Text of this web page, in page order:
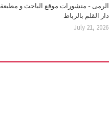
الرمى - منشورات موقع الباحث و مطبعة
دار القلم بالرباط
July 21, 2026